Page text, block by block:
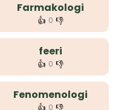
Farmakologi
👍 0 👎
feeri
👍 0 👎
Fenomenologi
👍 0 👎